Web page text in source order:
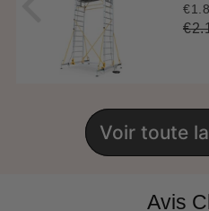
Prix
Voir toute
Avis